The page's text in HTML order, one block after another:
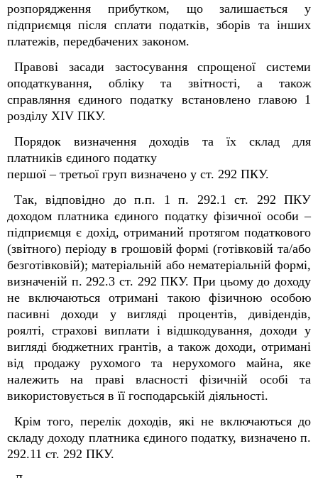
розпорядження прибутком, що залишається у
підприємця після сплати податків, зборів та інших
платежів, передбачених законом.
Правові засади застосування спрощеної системи
оподаткування, обліку та звітності, а також
справляння єдиного податку встановлено главою 1
розділу XIV ПКУ.
Порядок визначення доходів та їх склад для
платників єдиного податку
першої – третьої груп визначено у ст. 292 ПКУ.
Так, відповідно до п.п. 1 п. 292.1 ст. 292 ПКУ
доходом платника єдиного податку фізичної особи –
підприємця є дохід, отриманий протягом податкового
(звітного) періоду в грошовій формі (готівковій та/або
безготівковій); матеріальній або нематеріальній формі,
визначеній п. 292.3 ст. 292 ПКУ. При цьому до доходу
не включаються отримані такою фізичною особою
пасивні доходи у вигляді процентів, дивідендів,
роялті, страхові виплати і відшкодування, доходи у
вигляді бюджетних грантів, а також доходи, отримані
від продажу рухомого та нерухомого майна, яке
належить на праві власності фізичній особі та
використовується в її господарській діяльності.
Крім того, перелік доходів, які не включаються до
складу доходу платника єдиного податку, визначено п.
292.11 ст. 292 ПКУ.